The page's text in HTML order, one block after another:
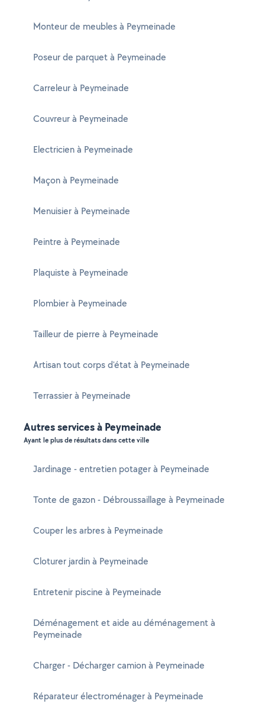
Monteur de meubles à Peymeinade
Poseur de parquet à Peymeinade
Carreleur à Peymeinade
Couvreur à Peymeinade
Electricien à Peymeinade
Maçon à Peymeinade
Menuisier à Peymeinade
Peintre à Peymeinade
Plaquiste à Peymeinade
Plombier à Peymeinade
Tailleur de pierre à Peymeinade
Artisan tout corps d'état à Peymeinade
Terrassier à Peymeinade
Autres services à Peymeinade
Ayant le plus de résultats dans cette ville
Jardinage - entretien potager à Peymeinade
Tonte de gazon - Débroussaillage à Peymeinade
Couper les arbres à Peymeinade
Cloturer jardin à Peymeinade
Entretenir piscine à Peymeinade
Déménagement et aide au déménagement à
Peymeinade
Charger - Décharger camion à Peymeinade
Réparateur électroménager à Peymeinade